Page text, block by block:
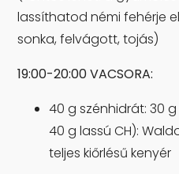
lassíthatod némi fehérje
sonka, felvágott, tojás)
19:00-20:00 VACSORA:
40 g szénhidrát: 30
40 g lassú CH):
teljes kiőrlésű kenyér